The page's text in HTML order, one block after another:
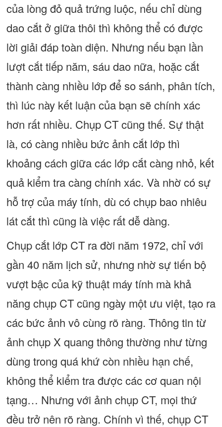
của lòng đỏ quả trứng luộc, nếu chỉ dùng
dao cắt ở giữa thôi thì không thể có được
lời giải đáp toàn diện. Nhưng nếu bạn lần
lượt cắt tiếp năm, sáu dao nữa, hoặc cắt
thành càng nhiều lớp để so sánh, phân tích,
thì lúc này kết luận của bạn sẽ chính xác
hơn rất nhiều. Chụp CT cũng thế. Sự thật
là, có càng nhiều bức ảnh cắt lớp thì
khoảng cách giữa các lớp cắt càng nhỏ, kết
quả kiểm tra càng chính xác. Và nhờ có sự
hỗ trợ của máy tính, dù có chụp bao nhiêu
lát cắt thì cũng là việc rất dễ dàng.
Chụp cắt lớp CT ra đời năm 1972, chỉ với
gần 40 năm lịch sử, nhưng nhờ sự tiến bộ
vượt bậc của kỹ thuật máy tính mà khả
năng chụp CT cũng ngày một ưu việt, tạo ra
các bức ảnh vô cùng rõ ràng. Thông tin từ
ảnh chụp X quang thông thường như từng
dùng trong quá khứ còn nhiều hạn chế,
không thể kiểm tra được các cơ quan nội
tạng… Nhưng với ảnh chụp CT, mọi thứ
đều trở nên rõ ràng. Chính vì thế, chụp CT